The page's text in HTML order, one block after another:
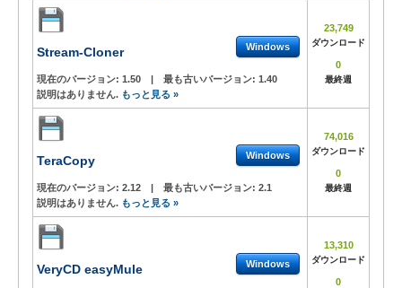
Stream-Cloner Windows
現在のバージョン: 1.50 | 最も古いバージョン: 1.40
説明はありません. もっと見る »
23,749
ダウンロード
0
最終週
TeraCopy Windows
現在のバージョン: 2.12 | 最も古いバージョン: 2.1
説明はありません. もっと見る »
74,016
ダウンロード
0
最終週
VeryCD easyMule Windows
13,310
ダウンロード
0